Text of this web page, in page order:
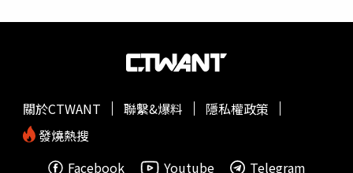
關於CTWANT 聯繫&爆料
隱私權政策
發燒熱搜
Facebook
Youtube Telegram